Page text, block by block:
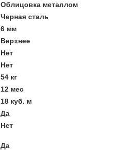
Облицовка металлом
Черная сталь
6 мм
Верхнее
Нет
Нет
54 кг
12 мес
18 куб. м
Да
Нет
Да